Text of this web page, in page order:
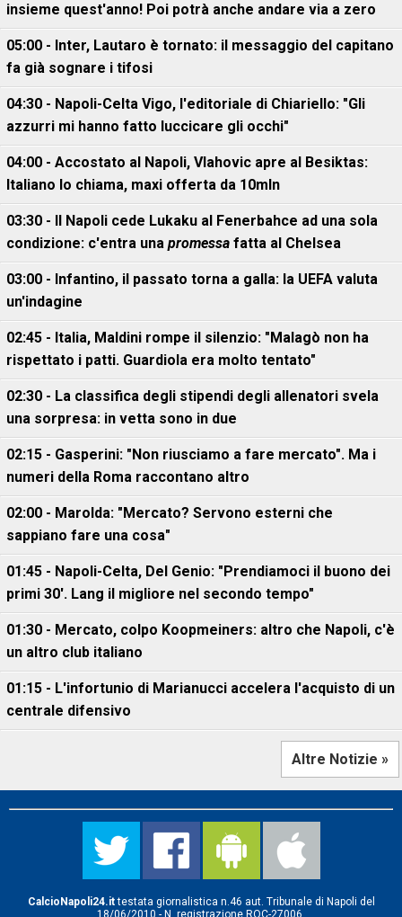
insieme quest'anno! Poi potrà anche andare via a zero
05:00 - Inter, Lautaro è tornato: il messaggio del capitano
fa già sognare i tifosi
04:30 - Napoli-Celta Vigo, l'editoriale di Chiariello: "Gli
azzurri mi hanno fatto luccicare gli occhi"
04:00 - Accostato al Napoli, Vlahovic apre al Besiktas:
Italiano lo chiama, maxi offerta da 10mln
03:30 - Il Napoli cede Lukaku al Fenerbahce ad una sola
condizione: c'entra una promessa fatta al Chelsea
03:00 - Infantino, il passato torna a galla: la UEFA valuta
un'indagine
02:45 - Italia, Maldini rompe il silenzio: "Malagò non ha
rispettato i patti. Guardiola era molto tentato"
02:30 - La classifica degli stipendi degli allenatori svela
una sorpresa: in vetta sono in due
02:15 - Gasperini: "Non riusciamo a fare mercato". Ma i
numeri della Roma raccontano altro
02:00 - Marolda: "Mercato? Servono esterni che
sappiano fare una cosa"
01:45 - Napoli-Celta, Del Genio: "Prendiamoci il buono dei
primi 30'. Lang il migliore nel secondo tempo"
01:30 - Mercato, colpo Koopmeiners: altro che Napoli, c'è
un altro club italiano
01:15 - L'infortunio di Marianucci accelera l'acquisto di un
centrale difensivo
Altre Notizie »
CalcioNapoli24.ittestata giornalistica n.46 aut. Tribunale di Napoli del
18/06/2010 - N. registrazione ROC-27006.